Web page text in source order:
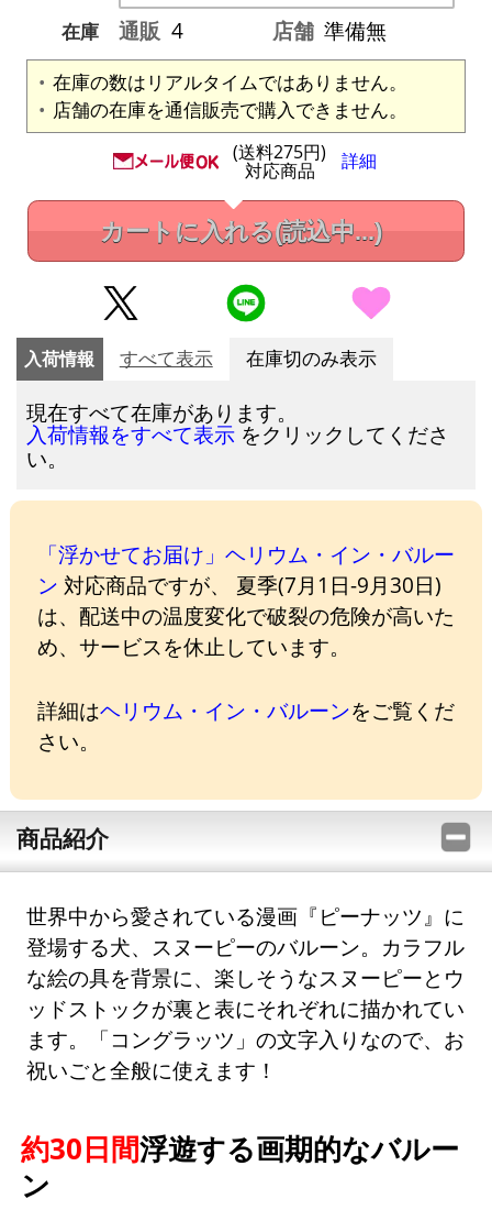
在庫
通販 4 店舗 準備無
在庫の数はリアルタイムではありません。
店舗の在庫を通信販売で購入できません。
(送料275円)
対応商品 詳細
カートに入れる(読込中...)
入荷情報 すべて表示 在庫切のみ表示
現在すべて在庫があります。
入荷情報をすべて表示 をクリックしてくださ
い。
「浮かせてお届け」ヘリウム・イン・バルー
ン 対応商品ですが、 夏季(7月1日-9月30日)
は、配送中の温度変化で破裂の危険が高いた
め、サービスを休止しています。
詳細はヘリウム・イン・バルーンをご覧くだ
さい。
商品紹介
世界中から愛されている漫画『ピーナッツ』に
登場する犬、スヌーピーのバルーン。カラフル
な絵の具を背景に、楽しそうなスヌーピーとウ
ッドストックが裏と表にそれぞれに描かれてい
ます。「コングラッツ」の文字入りなので、お
祝いごと全般に使えます！
約30日間浮遊する画期的なバルー
ン